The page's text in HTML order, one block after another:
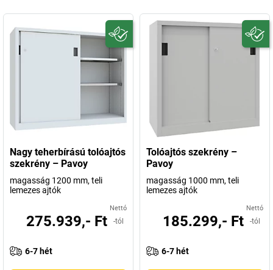
Nagy teherbírású tolóajtós
szekrény – Pavoy
magasság 1200 mm, teli
lemezes ajtók
Nettó
275.939,- Ft -tól
6-7 hét
Tolóajtós szekrény –
Pavoy
magasság 1000 mm, teli
lemezes ajtók
Nettó
185.299,- Ft -tól
6-7 hét